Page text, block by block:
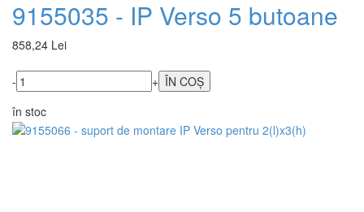
9155035 - IP Verso 5 butoane
858,24 Lei
-
+
în stoc